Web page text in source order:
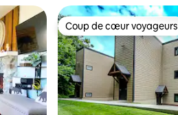
Coup de cœur voyageurs
Coup de cœur voyageurs